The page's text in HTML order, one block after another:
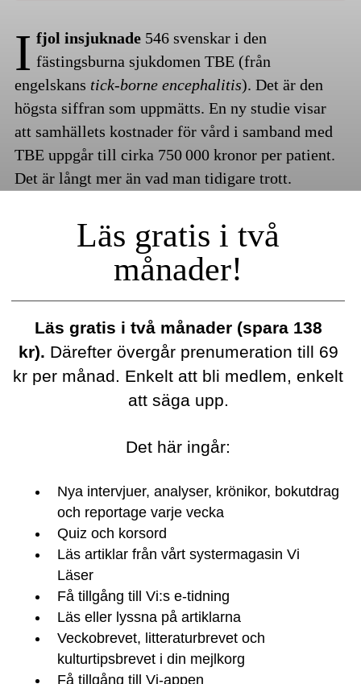
I fjol insjuknade 546 svenskar i den
fästingsburna sjukdomen TBE (från
engelskans tick-borne encephalitis). Det är den
högsta siffran som uppmätts. En ny studie visar
att samhällets kostnader för vård i samband med
TBE uppgår till cirka 750 000 kronor per patient.
Det är långt mer än vad man tidigare trott.
Läs gratis i två
månader!
Läs gratis i två månader (spara 138
kr). Därefter övergår prenumeration till 69
kr per månad. Enkelt att bli medlem, enkelt
att säga upp.
Det här ingår:
Nya intervjuer, analyser, krönikor, bokutdrag
och reportage varje vecka
Quiz och korsord
Läs artiklar från vårt systermagasin Vi
Läser
Få tillgång till Vi:s e-tidning
Läs eller lyssna på artiklarna
Veckobrevet, litteraturbrevet och
kulturtipsbrevet i din mejlkorg
Få tillgång till Vi-appen